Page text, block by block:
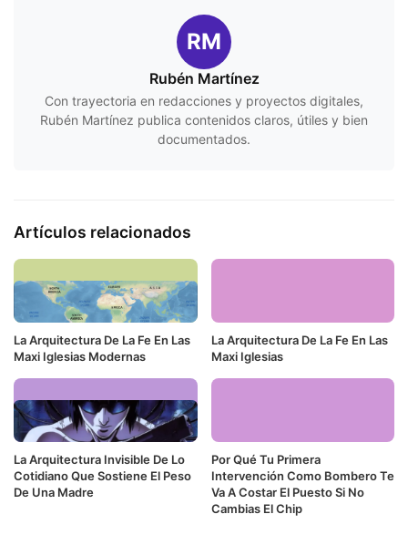
RM
Rubén Martínez
Con trayectoria en redacciones y proyectos digitales,
Rubén Martínez publica contenidos claros, útiles y bien
documentados.
Artículos relacionados
La Arquitectura De La Fe En Las
Maxi Iglesias Modernas
La Arquitectura De La Fe En Las
Maxi Iglesias
La Arquitectura Invisible De Lo
Cotidiano Que Sostiene El Peso
De Una Madre
Por Qué Tu Primera
Intervención Como Bombero Te
Va A Costar El Puesto Si No
Cambias El Chip